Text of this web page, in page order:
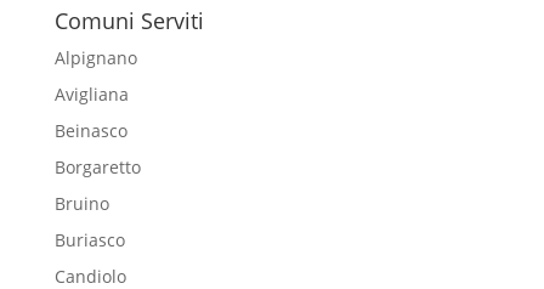
Comuni Serviti
Alpignano
Avigliana
Beinasco
Borgaretto
Bruino
Buriasco
Candiolo